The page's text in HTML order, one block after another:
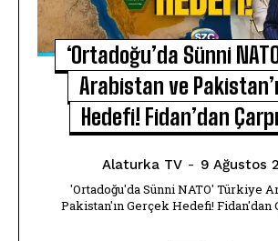
‘Ortadoğu’da Sünni
Arabistan ve
Hedefi! Fidan’dan
Alaturka TV - 9 Ağustos
'Ortadoğu'da Sünni NATO' Türkiye
Pakistan'ın Gerçek Hedefi! Fidan'dan